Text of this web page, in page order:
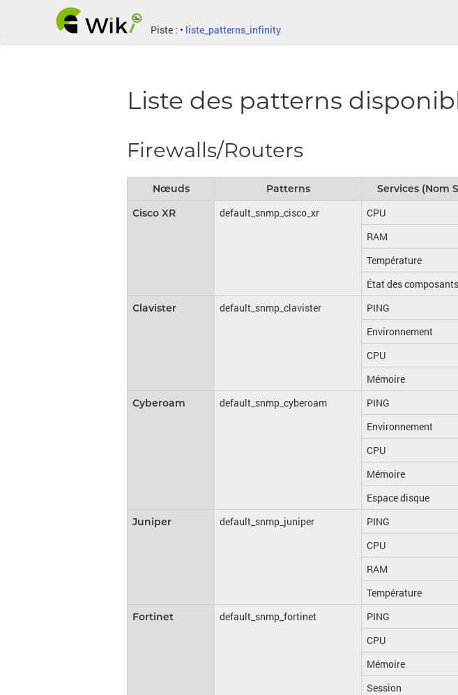
Piste : • liste_patterns_infinity
Liste des patterns
Firewalls/Routers
Nœuds Patterns Services (Nom
Cisco XR
default_snmp_cisco_xr CPU
RAM
Température
État des
Clavister default_snmp_clavister PING
Environnement
CPU
Mémoire
Cyberoam default_snmp_cyberoam PING
Environnement
CPU
Mémoire
Espace disque
Juniper default_snmp_juniper PING
CPU
RAM
Température
Fortinet default_snmp_fortinet PING
CPU
Mémoire
Session